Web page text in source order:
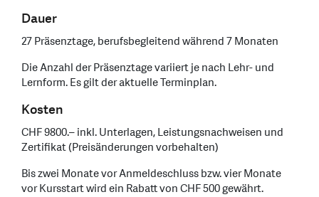
Dauer
27 Präsenztage, berufsbegleitend während 7 Monaten
Die Anzahl der Präsenztage variiert je nach Lehr- und
Lernform. Es gilt der aktuelle Terminplan.
Kosten
CHF 9800.– inkl. Unterlagen, Leistungsnachweisen und
Zertifikat (Preisänderungen vorbehalten)
Bis zwei Monate vor Anmeldeschluss bzw. vier Monate
vor Kursstart wird ein Rabatt von CHF 500 gewährt.